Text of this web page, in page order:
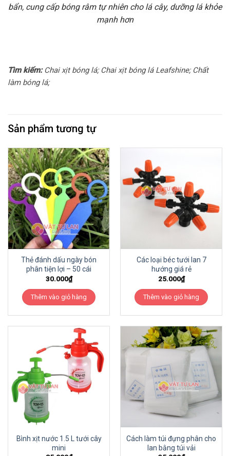
bẩn, cung cấp bóng râm tự nhiên cho lá cây, dưỡng lá khỏe
mạnh hơn
Tìm kiếm:Chai xịt bóng lá; Chai xịt bóng lá Leafshine; Chất
làm bóng lá;
Sản phẩm tương tự
Thẻ đánh dấu ngày bón
phân tiện lợi – 50 cái
30.000₫
Thêm vào giỏ hàng
Các loại béc tưới lan 7
hướng giá rẻ
25.000₫
Thêm vào giỏ hàng
Bình xịt nước 1.5 L tưới cây
mini
Cách làm túi đựng phân cho
lan bằng túi vải